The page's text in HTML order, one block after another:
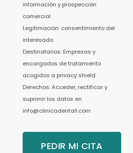
información y prospección
comercial
Legitimación: consentimiento del
interesado
Destinatarios: Empresas y
encargados de tratamiento
acogidos a privacy shield.
Derechos: Acceder, rectificar y
suprimir los datos en
info@clinicadentall.com
PEDIR MI CITA